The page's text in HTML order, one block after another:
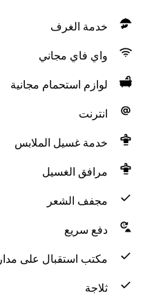
خدمة الغرف
واي فاي مجاني
لوازم استحمام مجانية
انترنت
خدمة غسيل الملابس
مرافق الغسيل
مجفف الشعر
دفع سريع
مكتب استقبال على مدار 24 ساعة
ثلاجة